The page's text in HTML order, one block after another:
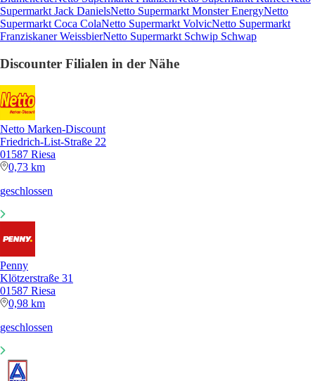
Supermarkt Jack DanielsNetto Supermarkt Monster EnergyNetto
Supermarkt Coca ColaNetto Supermarkt VolvicNetto Supermarkt
Franziskaner WeissbierNetto Supermarkt Schwip Schwap
Discounter Filialen in der Nähe
Netto Marken-Discount
Friedrich-List-Straße 22
01587 Riesa
0,73 km
geschlossen
Penny
Klötzerstraße 31
01587 Riesa
0,98 km
geschlossen